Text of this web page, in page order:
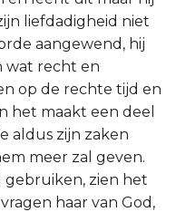
liefdadigheid niet
aangewend, hij
wat recht en
op de rechte tijd en
het maakt een deel
aldus zijn zaken
meer zal geven.
gebruiken, zien het
haar van God,